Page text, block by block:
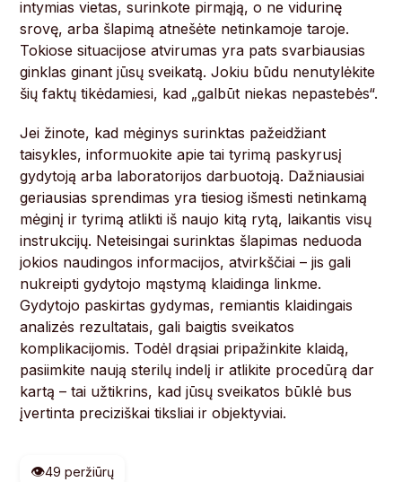
intymias vietas, surinkote pirmąją, o ne vidurinę
srovę, arba šlapimą atnešėte netinkamoje taroje.
Tokiose situacijose atvirumas yra pats svarbiausias
ginklas ginant jūsų sveikatą. Jokiu būdu nenutylėkite
šių faktų tikėdamiesi, kad „galbūt niekas nepastebės“.
Jei žinote, kad mėginys surinktas pažeidžiant
taisykles, informuokite apie tai tyrimą paskyrusį
gydytoją arba laboratorijos darbuotoją. Dažniausiai
geriausias sprendimas yra tiesiog išmesti netinkamą
mėginį ir tyrimą atlikti iš naujo kitą rytą, laikantis visų
instrukcijų. Neteisingai surinktas šlapimas neduoda
jokios naudingos informacijos, atvirkščiai – jis gali
nukreipti gydytojo mąstymą klaidinga linkme.
Gydytojo paskirtas gydymas, remiantis klaidingais
analizės rezultatais, gali baigtis sveikatos
komplikacijomis. Todėl drąsiai pripažinkite klaidą,
pasiimkite naują sterilų indelį ir atlikite procedūrą dar
kartą – tai užtikrins, kad jūsų sveikatos būklė bus
įvertinta preciziškai tiksliai ir objektyviai.
👁️49 peržiūrų